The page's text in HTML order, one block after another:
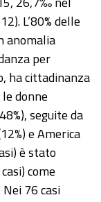
L’80% delle
anomalia
per
ha cittadinanza
donne
seguite da
e America
è stato
come
76 casi